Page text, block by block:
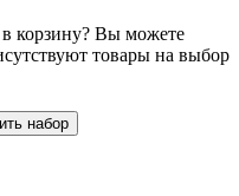
корзину? Вы можете
товары на выбор
набор